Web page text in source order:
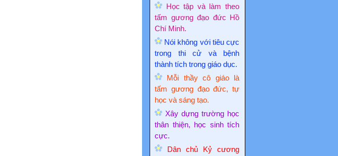
Học tập và làm theo
tấm gương đạo đức Hồ
Chí Minh.
Nói không với tiêu cực
trong thi cử và bệnh
thành tích trong giáo dục.
Mỗi thầy cô giáo là
tấm gương đạo đức, tự
học và sáng tạo.
Xây dựng trường học
thân thiện, học sinh tích
cực.
Dân chủ Kỷ cương